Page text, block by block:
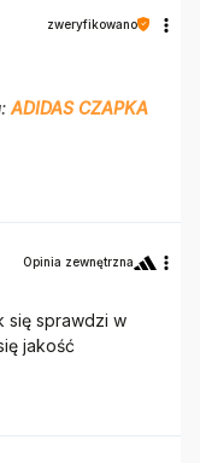
zweryfikowano
ADIDAS CZAPKA
Opinia zewnętrzna
się sprawdzi w
jakość